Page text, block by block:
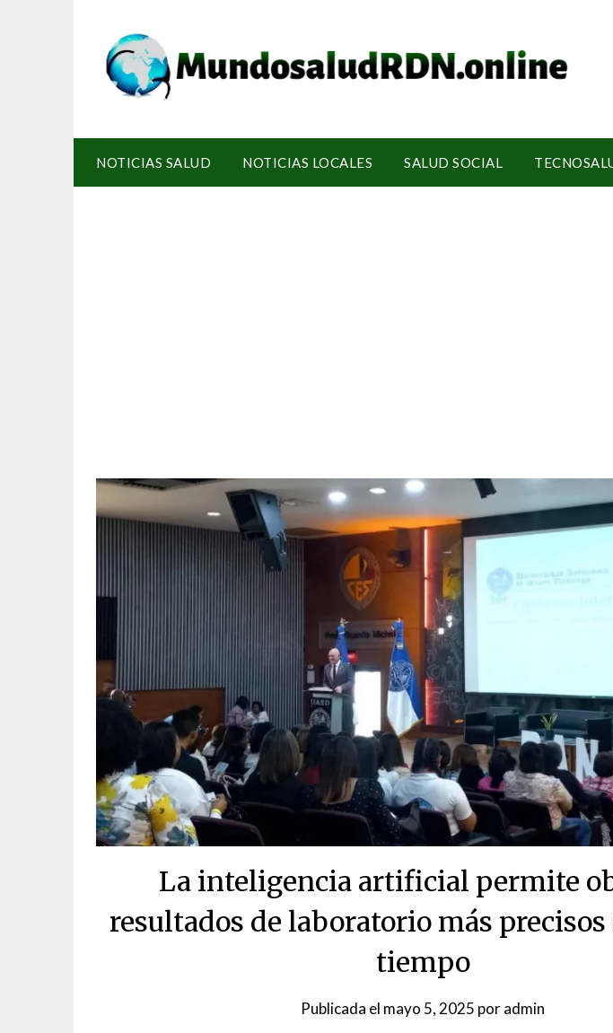
NOTICIAS SALUD NOTICIAS LOCALES SALUD SOCIAL
La inteligencia artificial permite
resultados de laboratorio más
tiempo
Publicada el mayo 5, 2025 poradmin